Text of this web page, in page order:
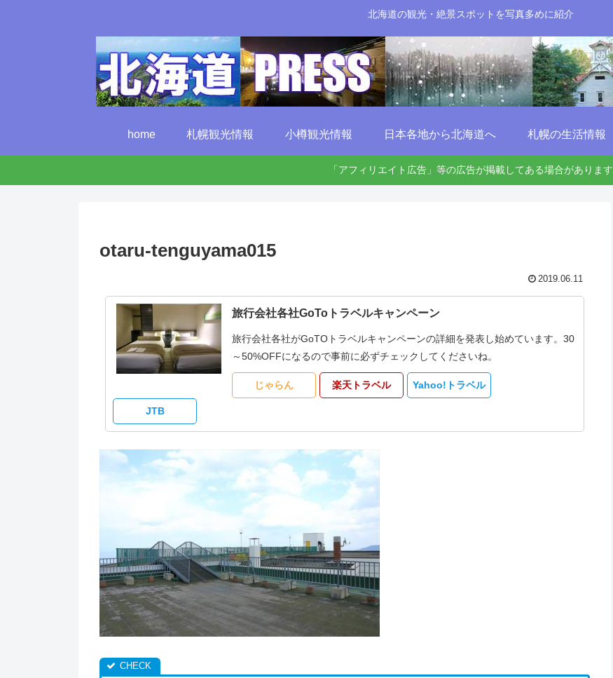
北海道の観光・絶景スポットを写真多めに紹介
home 札幌観光情報 小樽観光情報 日本各地から北海道へ 札幌の生活情報
「アフィリエイト広告」等の広告が掲載してある場合があります
otaru-tenguyama015
2019.06.11
旅行会社各社GoToトラベルキャンペーン
旅行会社各社がGoTOトラベルキャンペーンの詳細を発表し始めています。30
～50%OFFになるので事前に必ずチェックしてくださいね。
じゃらん 楽天トラベル Yahoo!トラベル
JTB